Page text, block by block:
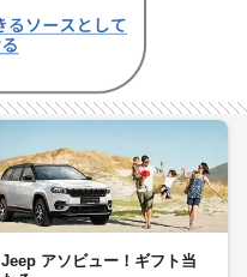
Jeep アソビュー！ギフト当